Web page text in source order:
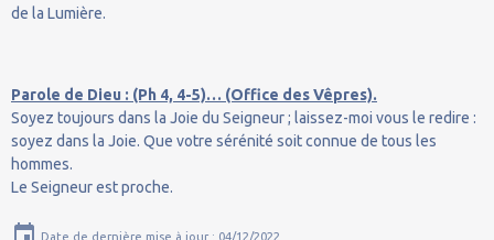
de la Lumière.
Parole de Dieu : (Ph 4, 4-5)… (Office des Vêpres).
Soyez toujours dans la Joie du Seigneur ; laissez-moi vous le redire :
soyez dans la Joie. Que votre sérénité soit connue de tous les
hommes.
Le Seigneur est proche.
Date de dernière mise à jour : 04/12/2022